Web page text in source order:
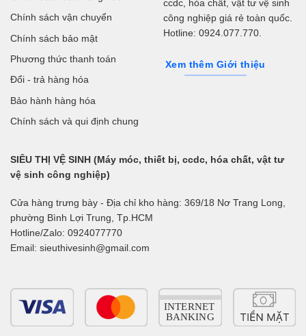
Chính sách vận chuyển
Chính sách bảo mật
Phương thức thanh toán
Đổi - trả hàng hóa
Bảo hành hàng hóa
Chính sách và qui định chung
ccdc, hóa chất, vật tư vệ sinh
công nghiệp giá rẻ toàn quốc.
Hotline: 0924.077.770.
Xem thêm Giới thiệu
SIÊU THỊ VỆ SINH (Máy móc, thiết bị, ccdc, hóa chất, vật tư
vệ sinh công nghiệp)
Cửa hàng trưng bày - Địa chỉ kho hàng: 369/18 Nơ Trang Long,
phường Bình Lợi Trung, Tp.HCM
Hotline/Zalo: 0924077770
Email: sieuthivesinh@gmail.com